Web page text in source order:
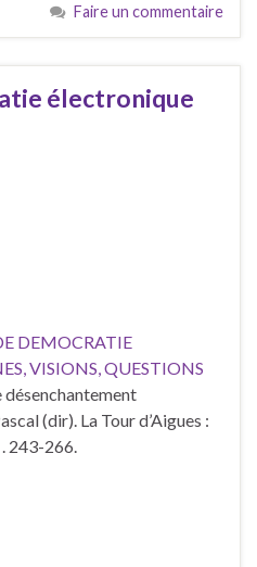
Faire un commentaire
électronique
DEMOCRATIE
VISIONS, QUESTIONS
désenchantement
(dir). La Tour d’Aigues :
243-266.